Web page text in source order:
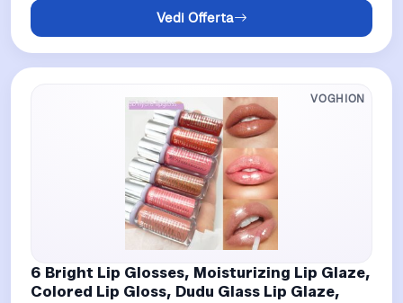
Vedi Offerta
VOGHION
6 Bright Lip Glosses, Moisturizing Lip Glaze,
Colored Lip Gloss, Dudu Glass Lip Glaze,